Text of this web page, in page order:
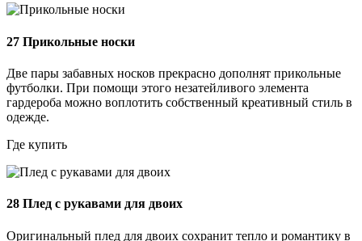
27 Прикольные носки
Две пары забавных носков прекрасно дополнят прикольные
футболки. При помощи этого незатейливого элемента
гардероба можно воплотить собственный креативный стиль в
одежде.
Где купить
28 Плед с рукавами для двоих
Оригинальный плед для двоих сохранит тепло и романтику в